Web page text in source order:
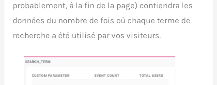
probablement, à la fin de la page) contiendra les
données du nombre de fois où chaque terme de
recherche a été utilisé par vos visiteurs.